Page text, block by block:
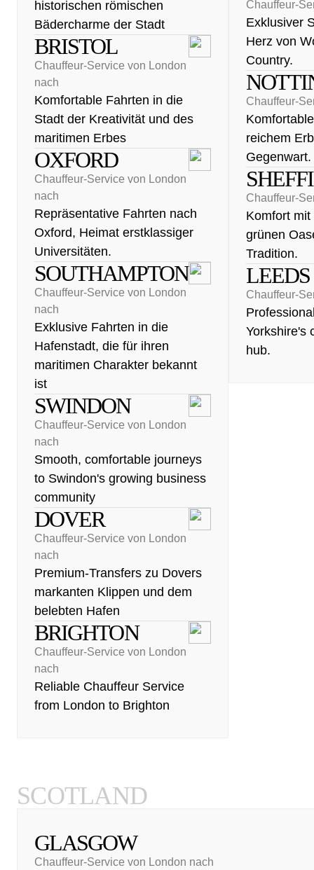
historischen römischen
Bädercharme der Stadt
BRISTOL
Chauffeur-Service von London
nach
Komfortable Fahrten in die
Stadt der Kreativität und des
maritimen Erbes
OXFORD
Chauffeur-Service von London
nach
Repräsentative Fahrten nach
Oxford, Heimat erstklassiger
Universitäten.
SOUTHAMPTON
Chauffeur-Service von London
nach
Exklusive Fahrten in die
Hafenstadt, die für ihren
maritimen Charakter bekannt
ist
SWINDON
Chauffeur-Service von London
nach
Smooth, comfortable journeys
to Swindon's growing business
community
DOVER
Chauffeur-Service von London
nach
Premium-Transfers zu Dovers
markanten Klippen und dem
belebten Hafen
BRIGHTON
Chauffeur-Service von London
nach
Reliable Chauffeur Service
from London to Brighton
Chauffeur-
Exklusiver
Herz von
Country.
Chauffeur-
reichem
Gegenwart.
Chauffeur-
Komfort
grünen
Tradition.
LEEDS
Chauffeur-
Yorkshire's
hub.
SCOTLAND
GLASGOW
Chauffeur-Service von London nach